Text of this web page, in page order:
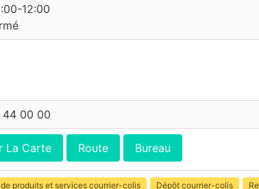
12:00
44 00 00
La Carte Route Bureau
produits et services courrier-colis Dépôt courrier-colis